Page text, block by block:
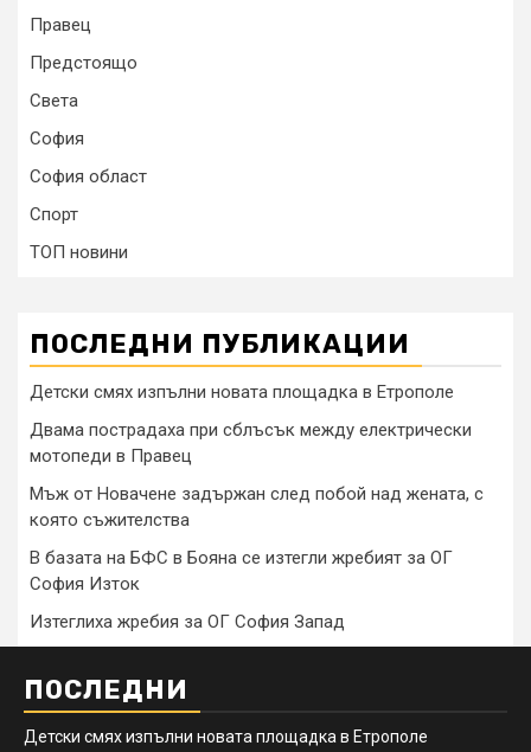
Правец
Предстоящо
Света
София
София област
Спорт
ТОП новини
ПОСЛЕДНИ ПУБЛИКАЦИИ
Детски смях изпълни новата площадка в Етрополе
Двама пострадаха при сблъсък между електрически
мотопеди в Правец
Мъж от Новачене задържан след побой над жената, с
която съжителства
В базата на БФС в Бояна се изтегли жребият за ОГ
София Изток
Изтеглиха жребия за ОГ София Запад
ПОСЛЕДНИ
Детски смях изпълни новата площадка в Етрополе